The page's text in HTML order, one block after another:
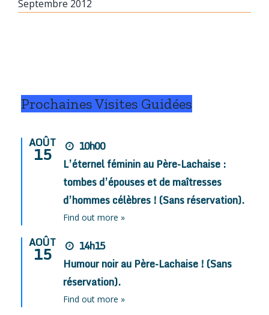
Septembre 2012
Prochaines Visites Guidées
AOÛT
15
10h00
L’éternel féminin au Père-Lachaise :
tombes d’épouses et de maîtresses
d’hommes célèbres ! (Sans réservation).
Find out more »
AOÛT
15
14h15
Humour noir au Père-Lachaise ! (Sans
réservation).
Find out more »